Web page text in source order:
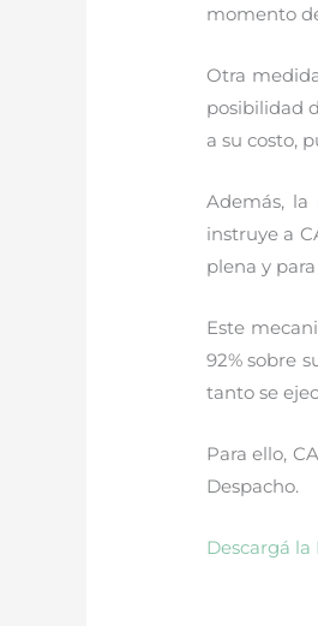
momento
Otra
posibilidad
a su costo,
Además,
instruye a
plena y
Este
92% sobre
tanto se
Para ello,
Despacho.
Descargá la